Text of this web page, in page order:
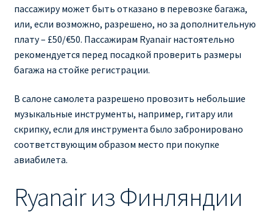
пассажиру может быть отказано в перевозке багажа,
или, если возможно, разрешено, но за дополнительную
плату – £50/€50. Пассажирам Ryanair настоятельно
рекомендуется перед посадкой проверить размеры
багажа на стойке регистрации.
В салоне самолета разрешено провозить небольшие
музыкальные инструменты, например, гитару или
скрипку, если для инструмента было забронировано
соответствующим образом место при покупке
авиабилета.
Ryanair из Финляндии